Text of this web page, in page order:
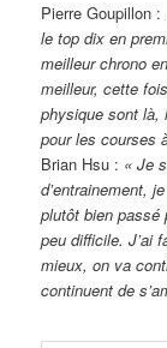
Pierre Goupillon :
le top dix en
meilleur chrono
meilleur, cette
physique sont là,
pour les courses
Brian Hsu : « Je
d’entrainement,
plutôt bien passé
peu difficile. J’ai
mieux, on va
continuent de